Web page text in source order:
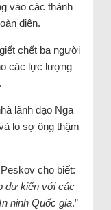
vào các thành
diện.
chết ba người
các lực lượng
lãnh đạo Nga
lo sợ ông thậm
cho biết:
dự kiến ​​với các
ninh Quốc gia.”